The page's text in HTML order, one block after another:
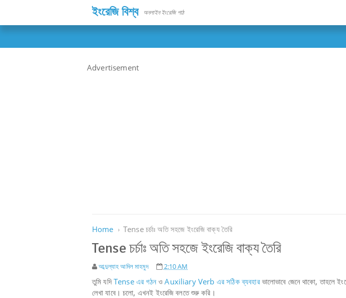
ইংরেজি বিশ্ব অনলাইন ইংরেজি পাঠ
Advertisement
Home Tense চর্চাঃ অতি সহজে ইংরেজি বাক্য তৈরি
Tense চর্চাঃ অতি সহজে ইংরেজি বাক্য তৈরি
আব্দুল্যাহ আদিল মাহমুদ 2:10 AM
তুমি যদিTense এর গঠনওAuxiliary Verb এর সঠিক ব্যবহারভালোভাবে জেনে থাকো, তাহলে
লেখা যাবে। চলো, এখনই ইংরেজি বলতে শুরু করি।